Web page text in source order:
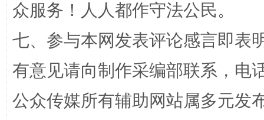
在谋一域中谋全局
众服务！人人都作守法公民。
七、参与本网发表评论感言即表
有意见请向制作采编部联系，电
公众传媒所有辅助网站属多元发